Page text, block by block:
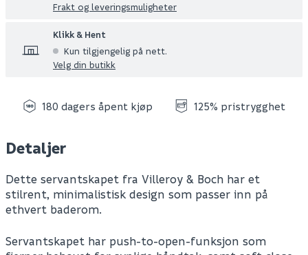
Frakt og leveringsmuligheter
Klikk & Hent
Kun tilgjengelig på nett.
Velg din butikk
180 dagers åpent kjøp 125% pristrygghet
Detaljer
Dette servantskapet fra Villeroy & Boch har et
stilrent, minimalistisk design som passer inn på
ethvert baderom.
Servantskapet har push-to-open-funksjon som